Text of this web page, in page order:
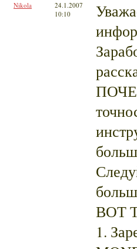
Nikola
24.1.2007
10:10
ВОТ
1.